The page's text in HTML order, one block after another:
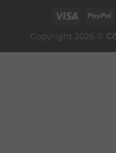
Copyright 2026 ©